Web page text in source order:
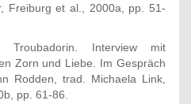
Freiburg et al., 2000a, pp. 51-
Troubadorin. Interview mit
Zorn und Liebe. Im Gespräch
Rodden, trad. Michaela Link,
pp. 61-86.